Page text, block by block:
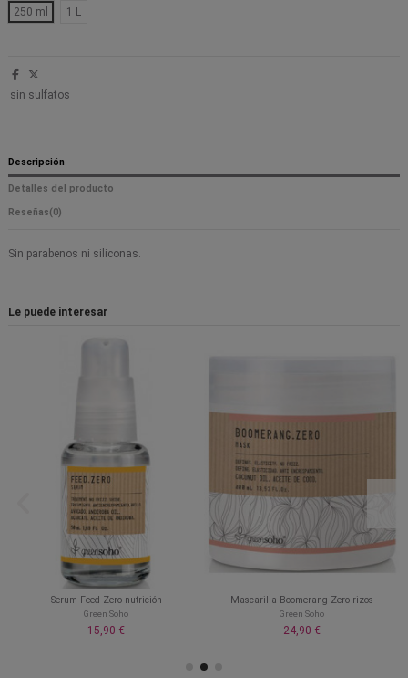
250 ml
1 L
sin sulfatos
Descripción
Detalles del producto
Reseñas(0)
Sin parabenos ni siliconas.
Le puede interesar
Serum Feed Zero nutrición
Green Soho
15,90 €
Mascarilla Boomerang Zero rizos
Green Soho
24,90 €